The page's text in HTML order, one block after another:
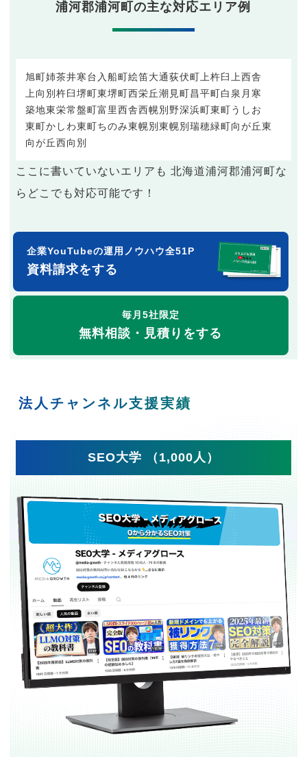
浦河郡浦河町の主な対応エリア例
旭町姉茶井寒台 入船町絵笛大通荻伏町 上杵臼 上西舎
上向別杵臼堺町東堺町西栄丘潮見町昌平町白泉 月寒
築地東栄常盤町富里西舎西幌別野深浜町東町うしお
東町かしわ東町ちのみ東幌別東幌別瑞穂緑町向が丘東
向が丘西向別
ここに書いていないエリアも 北海道浦河郡浦河町な
らどこでも対応可能です！
企業YouTubeの運用ノウハウ全51P
資料請求をする
毎月5社限定
無料相談・見積りをする
法人チャンネル支援実績
SEO大学 （1,000人）